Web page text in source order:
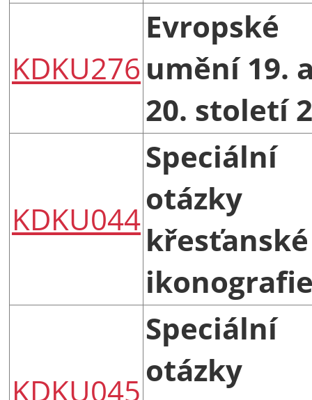
KDKU276
Evropské
umění 19.
20. století 2
KDKU044
Speciální
otázky
křesťanské
KDKU045
Speciální
otázky